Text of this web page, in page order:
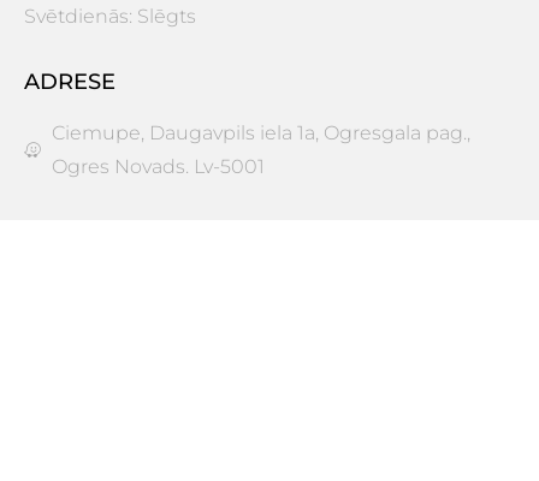
Svētdienās: Slēgts
ADRESE
Ciemupe, Daugavpils iela 1a, Ogresgala pag.,
Ogres Novads. Lv-5001